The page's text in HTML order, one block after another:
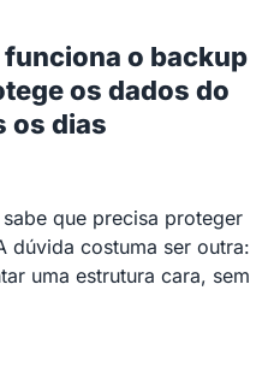
o backup
os dados do
os dias
que precisa proteger
dúvida costuma ser outra:
uma estrutura cara, sem